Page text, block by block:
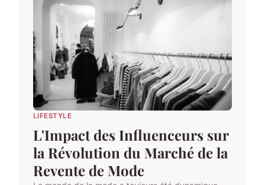
LIFESTYLE
L'Impact des Influenceurs sur
la Révolution du Marché de la
Revente de Mode